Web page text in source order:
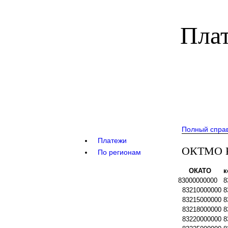
Платежи
По регионам
Полный
ОКТМО
ОКАТО
83000000000
83210000000
83215000000
83218000000
83220000000